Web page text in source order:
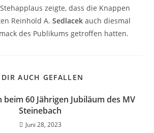
zeigte, dass die Knappen
Reinhold A.Sedlacek auch diesmal
des Publikums getroffen hatten.
AUCH GEFALLEN
60 Jährigen Jubiläum des MV
Steinebach
Juni 28, 2023